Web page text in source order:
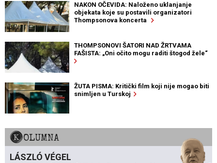
NAKON OČEVIDA: Naloženo uklanjanje
objekata koje su postavili organizatori
Thompsonova koncerta
THOMPSONOVI ŠATORI NAD ŽRTVAMA
FAŠISTA: „Oni očito mogu raditi štogod žele“
ŽUTA PISMA: Kritički film koji nije mogao biti
snimljen u Turskoj
KOLUMNA
LÁSZLÓ VÉGEL